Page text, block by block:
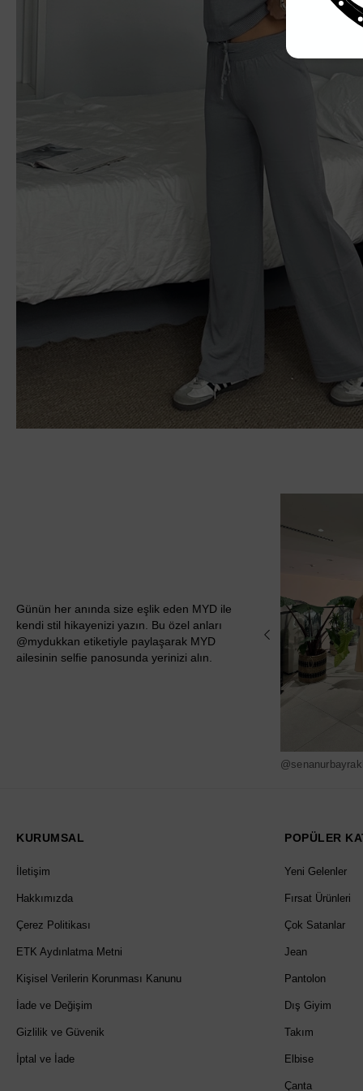
Günün her anında size eşlik eden MYD ile
kendi stil hikayenizi yazın. Bu özel anları
@mydukkan etiketiyle paylaşarak MYD
ailesinin selfie panosunda yerinizi alın.
KURUMSAL
İletişim
Hakkımızda
Çerez Politikası
ETK Aydınlatma Metni
Kişisel Verilerin Korunması Kanunu
İade ve Değişim
Gizlilik ve Güvenik
İptal ve İade
POPÜLER
Yeni Gelenler
Fırsat Ürünleri
Çok Satanlar
Jean
Pantolon
Dış Giyim
Takım
Elbise
Çanta